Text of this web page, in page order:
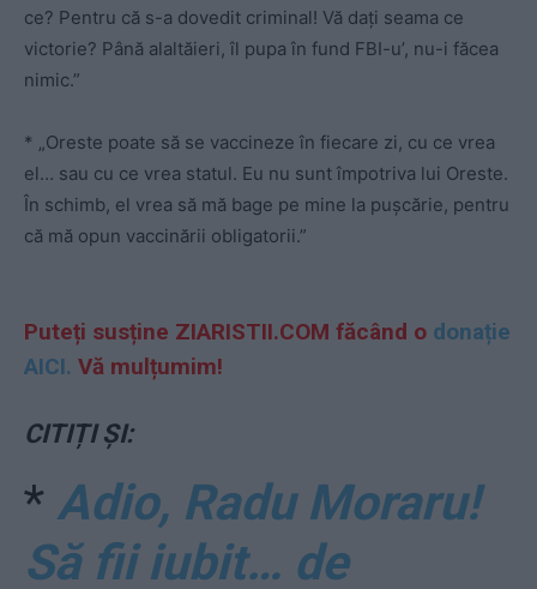
ce? Pentru că s-a dovedit criminal! Vă dați seama ce
victorie? Până alaltăieri, îl pupa în fund FBI-u’, nu-i făcea
nimic.”
* „Oreste poate să se vaccineze în fiecare zi, cu ce vrea
el… sau cu ce vrea statul. Eu nu sunt împotriva lui Oreste.
În schimb, el vrea să mă bage pe mine la pușcărie, pentru
că mă opun vaccinării obligatorii.”
Puteți susține ZIARISTII.COM făcând o donație
AICI. Vă mulțumim!
CITIȚI ȘI:
* Adio, Radu Moraru!
Să fii iubit… de